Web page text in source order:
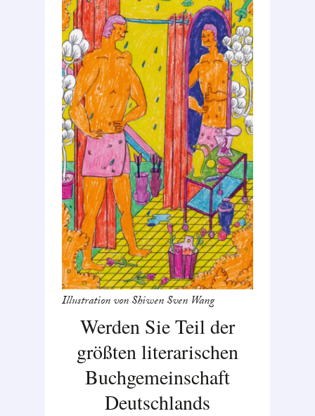
Werden Sie Teil der
größten literarischen
Buchgemeinschaft
Deutschlands
Illustration von Shiwen Sven Wang